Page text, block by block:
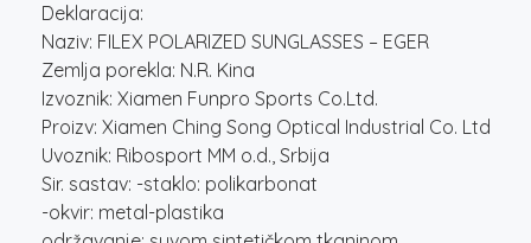
Deklaracija:
Naziv: FILEX POLARIZED SUNGLASSES – EGER
Zemlja porekla: N.R. Kina
Izvoznik: Xiamen Funpro Sports Co.Ltd.
Proizv: Xiamen Ching Song Optical Industrial Co. Ltd
Uvoznik: Ribosport MM o.d., Srbija
Sir. sastav: -staklo: polikarbonat
-okvir: metal-plastika